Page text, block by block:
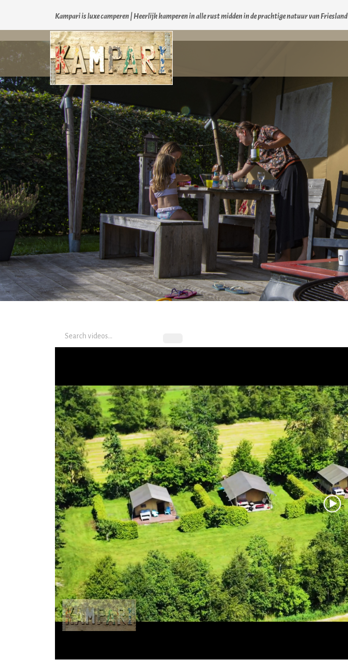
Kampari is luxe camperen | Heerlijk kamperen in alle rust midden in de prachtige natuur van Friesland